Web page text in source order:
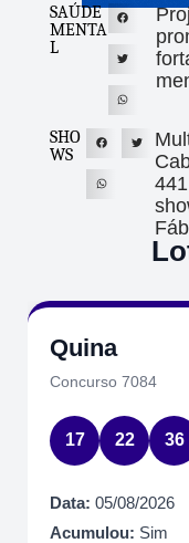
SAÚDE
MENTA
L
SHO
WS
Quina
Concurso 7084
17 22 36
Data: 05/08/2026
Acumulou: Sim